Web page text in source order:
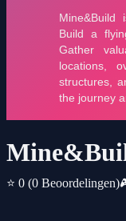
⭐ 0 (0 Beoordelingen)